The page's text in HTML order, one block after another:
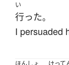
い
行った。
I persuaded